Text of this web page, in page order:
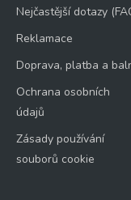
Nejčastější dotazy
Reklamace
Doprava, platba a
Ochrana osobních
údajů
Zásady používání
souborů cookie